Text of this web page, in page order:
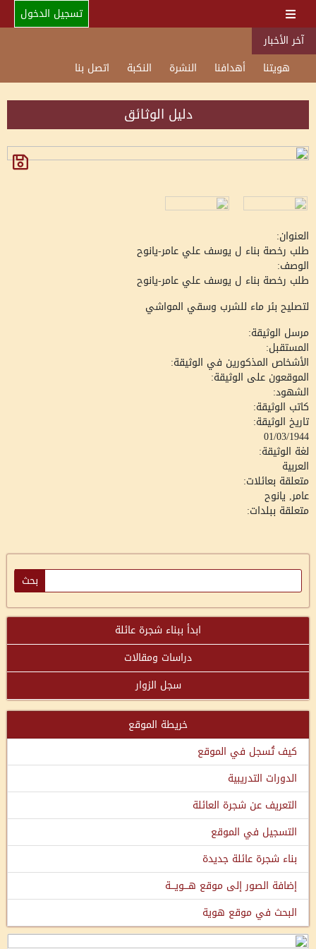
تسجيل الدخول
آخر الأخبار
هويتنا
أهدافنا النشرة النكبة اتصل بنا
دليل الوثائق
العنوان:
طلب رخصة بناء ل يوسف علي عامر-يانوح
الوصف:
طلب رخصة بناء ل يوسف علي عامر-يانوح
لتصليح بئر ماء للشرب وسقي المواشي
مرسل الوثيقة:
المستقبل:
الأشخاص المذكورين في الوثيقة:
الموقعون على الوثيقة:
الشهود:
كاتب الوثيقة:
تاريخ الوثيقة:
01/03/1944
لغة الوثيقة:
العربية
متعلقة بعائلات:
عامر, يانوح
متعلقة ببلدات:
ابدأ ببناء شجرة عائلة
دراسات ومقالات
سجل الزوار
خريطة الموقع
كيف تُسجل في الموقع
الدورات التدريبية
التعريف عن شجرة العائلة
التسجيل في الموقع
بناء شجرة عائلة جديدة
إضافة الصور إلى موقع هـــويـــة
البحث في موقع هوية